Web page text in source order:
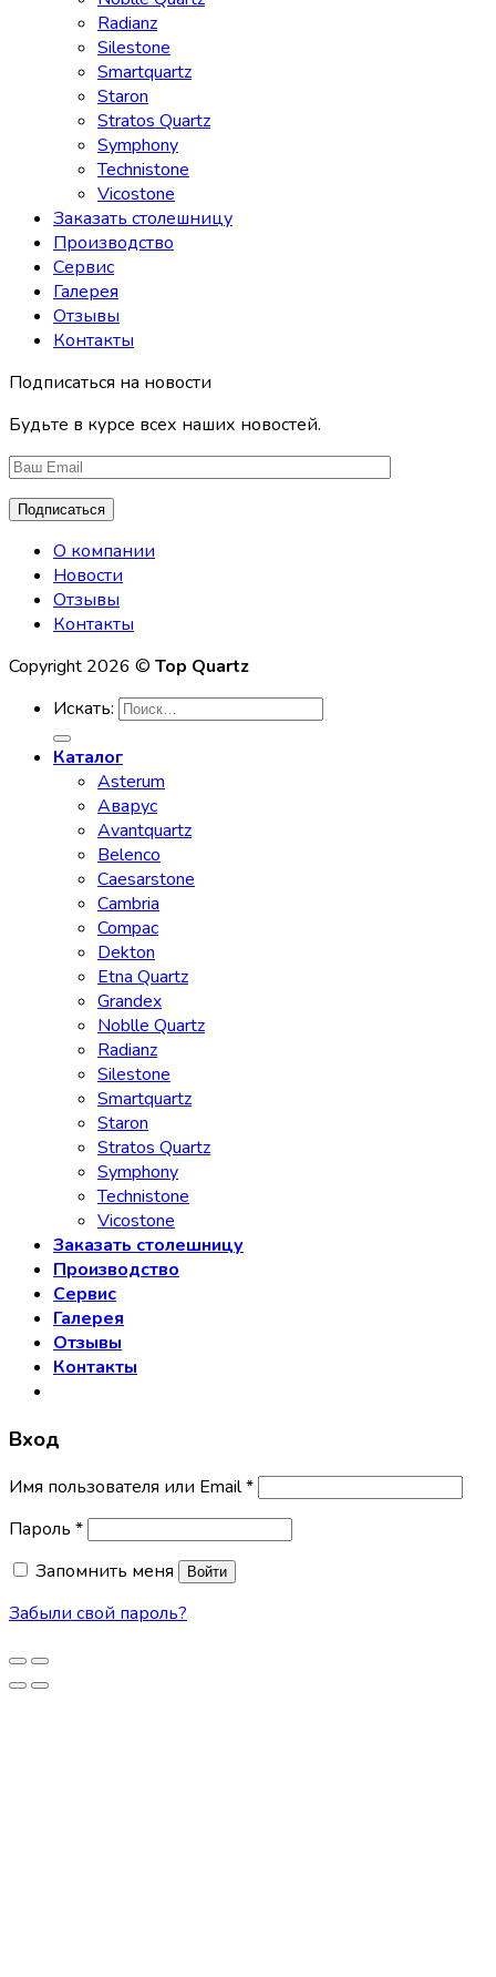
Radianz
Silestone
Smartquartz
Staron
Stratos Quartz
Symphony
Technistone
Vicostone
Заказать столешницу
Производство
Сервис
Галерея
Отзывы
Контакты
Подписаться на новости
Будьте в курсе всех наших новостей.
О компании
Новости
Отзывы
Контакты
Copyright 2026 © Top Quartz
Искать:
Каталог
Asterum
Аварус
Avantquartz
Belenco
Caesarstone
Cambria
Compac
Dekton
Etna Quartz
Grandex
Noblle Quartz
Radianz
Silestone
Smartquartz
Staron
Stratos Quartz
Symphony
Technistone
Vicostone
Заказать столешницу
Производство
Сервис
Галерея
Отзывы
Контакты
Вход
Имя пользователя или Email*
Пароль *
Запомнить меня
Войти
Забыли свой пароль?